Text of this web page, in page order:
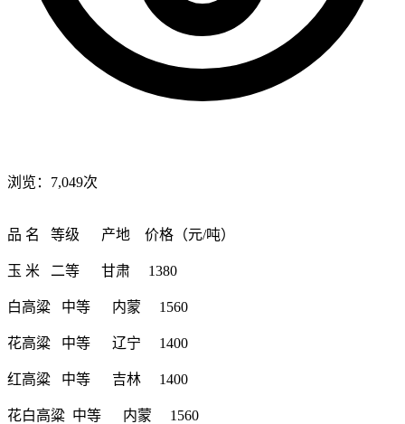
浏览：7,049次
品 名 等级 产地 价格（元/吨）
玉 米 二等 甘肃 1380
白高粱 中等 内蒙 1560
花高粱 中等 辽宁 1400
红高粱 中等 吉林 1400
花白高粱 中等 内蒙 1560